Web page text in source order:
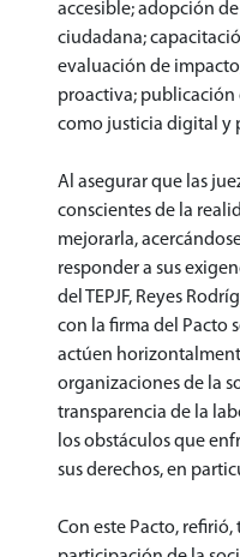
accesible; adopción
ciudadana;
evaluación de
proactiva; publicación
como justicia digital y
Al asegurar que las
conscientes de la
mejorarla,
responder a sus
del TEPJF, Reyes
con la firma del Pacto
actúen
organizaciones de la
transparencia de la
los obstáculos que
sus derechos, en
Con este Pacto,